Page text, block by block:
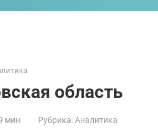
область
мин Рубрика: Аналитика